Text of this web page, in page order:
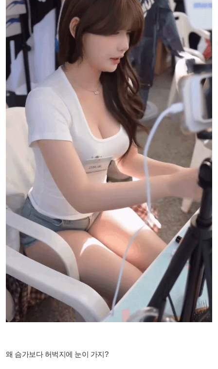
​왜 슴가보다 허벅지에 눈이 가지?